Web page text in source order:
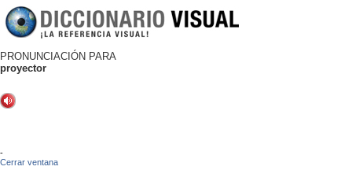
PRONUNCIACIÓN PARA
proyector
-
Cerrar ventana